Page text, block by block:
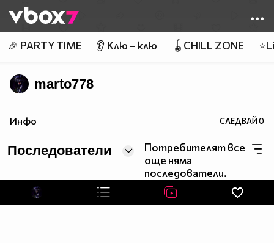
👾
🎉 PARTY TIME 👂 Клю – клю 🪀CHILL ZONE
marto778
Инфо СЛЕДВАЙ0
Последователи
Потребителят все
още няма
последователи.